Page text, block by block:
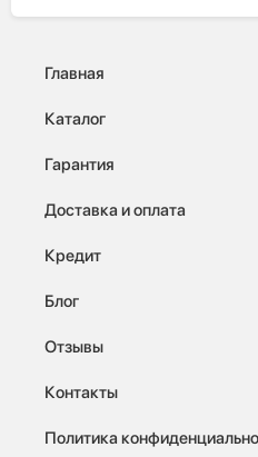
Главная
Каталог
Гарантия
Доставка и оплата
Кредит
Блог
Отзывы
Контакты
Политика